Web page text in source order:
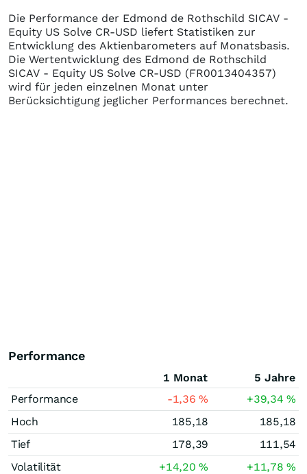
Die Performance der Edmond de Rothschild SICAV -
Equity US Solve CR-USD liefert Statistiken zur
Entwicklung des Aktienbarometers auf Monatsbasis.
Die Wertentwicklung des Edmond de Rothschild
SICAV - Equity US Solve CR-USD (FR0013404357)
wird für jeden einzelnen Monat unter
Berücksichtigung jeglicher Performances berechnet.
Performance
1 Monat
5 Jahre
Performance
-1,36% +39,34%
Hoch
185,18
185,18
Tief
178,39
111,54
Volatilität
+14,20% +11,78%